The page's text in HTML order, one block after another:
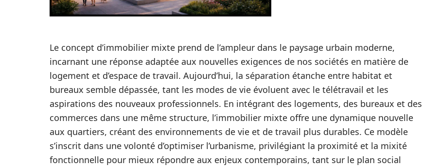
Le concept d’immobilier mixte prend de l’ampleur dans le paysage urbain moderne,
incarnant une réponse adaptée aux nouvelles exigences de nos sociétés en matière de
logement et d’espace de travail. Aujourd’hui, la séparation étanche entre habitat et
bureaux semble dépassée, tant les modes de vie évoluent avec le télétravail et les
aspirations des nouveaux professionnels. En intégrant des logements, des bureaux et des
commerces dans une même structure, l’immobilier mixte offre une dynamique nouvelle
aux quartiers, créant des environnements de vie et de travail plus durables. Ce modèle
s’inscrit dans une volonté d’optimiser l’urbanisme, privilégiant la proximité et la mixité
fonctionnelle pour mieux répondre aux enjeux contemporains, tant sur le plan social